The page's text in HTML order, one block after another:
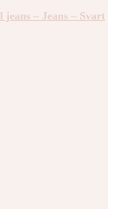
– Jeans – Svart